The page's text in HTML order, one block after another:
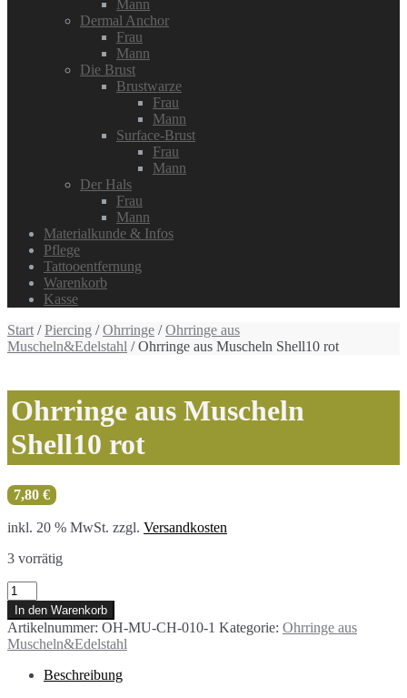
Mann
Dermal Anchor
Frau
Mann
Die Brust
Brustwarze
Frau
Mann
Surface-Brust
Frau
Mann
Der Hals
Frau
Mann
Materialkunde & Infos
Pflege
Tattooentfernung
Warenkorb
Kasse
Start /Piercing /Ohrringe /Ohrringe aus
Muscheln&Edelstahl / Ohrringe aus Muscheln Shell10 rot
Ohrringe aus Muscheln
Shell10 rot
7,80 €
inkl. 20 % MwSt. zzgl. Versandkosten
3 vorrätig
Ohrringe
aus
Muscheln
Shell10
rot
Menge
In den Warenkorb
Artikelnummer: OH-MU-CH-010-1 Kategorie: Ohrringe aus
Muscheln&Edelstahl
Beschreibung